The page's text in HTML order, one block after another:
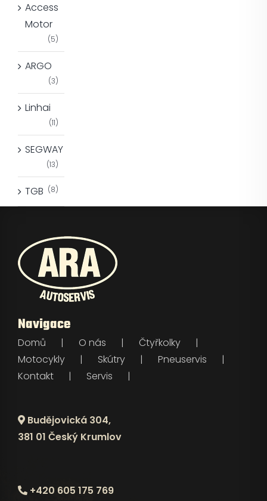
Access
Motor
(5)
ARGO
(3)
Linhai
(11)
SEGWAY
(13)
TGB (8)
Navigace
Domů O nás
Čtyřkolky
Motocykly
Skútry
Pneuservis
Kontakt
Servis
Budějovická 304,
381 01 Český Krumlov
+420 605 175 769